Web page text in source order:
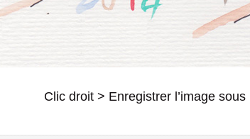
Clic droit > Enregistrer l’image sous